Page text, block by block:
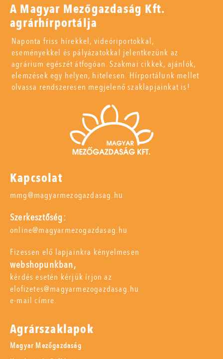
A Magyar Mezőgazdaság Kft.
agrárhírportálja
Naponta friss hírekkel, videóriportokkal,
eseményekkel és pályázatokkal jelentkezünk az
agrárium egészét átfogóan. Szakmai cikkek, ajánlók,
elemzések egy helyen, hitelesen. Hírportálunk mellet
olvassa rendszeresen megjelenő szaklapjainkat is!
Kapcsolat
mmg@magyarmezogazdasag.hu
Szerkesztőség:
online@magyarmezogazdasag.hu
Fizessen elő lapjainkra kényelmesen
webshopunkban,
kérdés esetén kérjük írjon az
elofizetes@magyarmezogazdasag.hu
e-mail címre.
Agrárszaklapok
Magyar Mezőgazdaság